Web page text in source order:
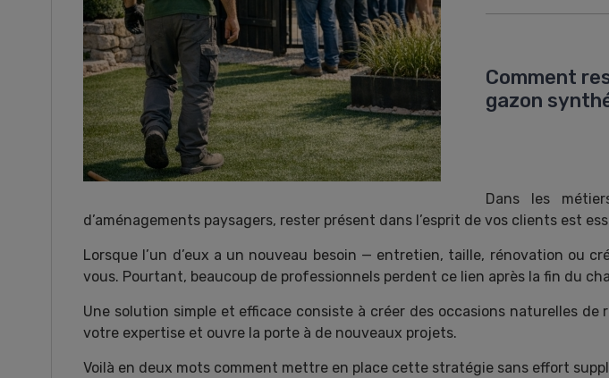
Comment
gazon
Dans les
d’aménagements paysagers, rester présent dans l’esprit de vos clients est
Lorsque l’un d’eux a un nouveau besoin — entretien, taille, rénovation ou
vous. Pourtant, beaucoup de professionnels perdent ce lien après la fin du
Une solution simple et efficace consiste à créer des occasions naturelles
votre expertise et ouvre la porte à de nouveaux projets.
Voilà en deux mots comment mettre en place cette stratégie sans effort